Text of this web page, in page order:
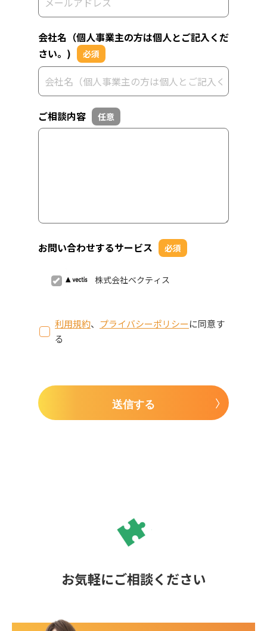
会社名（個人事業主の方は個人とご記入くだ
さい。)
必須
ご相談内容 任意
お問い合わせするサービス 必須
株式会社ベクティス
利用規約、 プライバシーポリシーに同意す
る
送信する
お気軽にご相談ください